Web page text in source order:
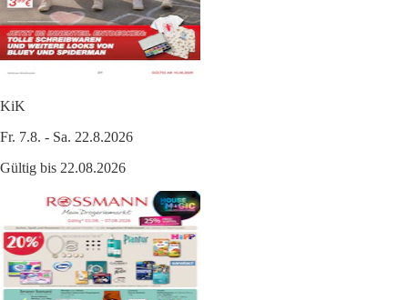
KiK
Fr. 7.8. - Sa. 22.8.2026
Gültig bis 22.08.2026